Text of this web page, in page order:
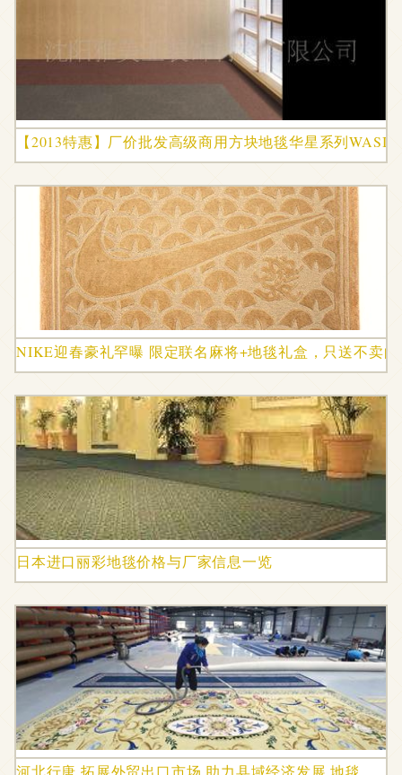
【2013特惠】厂价批发高级商用方块地毯华星系列
NIKE迎春豪礼罕曝 限定联名麻将+地毯礼盒，只送不卖
日本进口丽彩地毯价格与厂家信息一览
河北行唐 拓展外贸出口市场 助力县域经济发展 地毯